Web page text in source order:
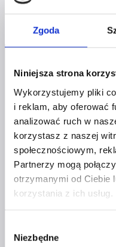
Zgoda
Niniejsza strona
Wykorzystujemy pliki
i reklam, aby oferować
analizować ruch w
korzystasz z naszej
społecznościowym,
Partnerzy mogą
otrzymanymi od Ciebie
korzystania z ich usług.
zgody
Niezbędne
Profil
Profil
Szpilka
Profil
Profil